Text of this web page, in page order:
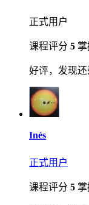
正式用户
课程评分 5
好评，发现
Inés
正式用户
课程评分 5